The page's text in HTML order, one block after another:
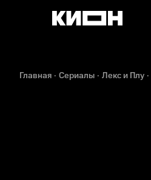
Главная Сериалы Лекс и Плу